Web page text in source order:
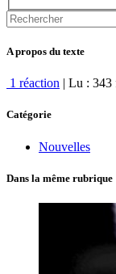
A propos du texte
1 réaction | Lu : 343
Catégorie
Nouvelles
Dans la même rubrique